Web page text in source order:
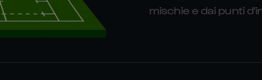
mischie e dai punti